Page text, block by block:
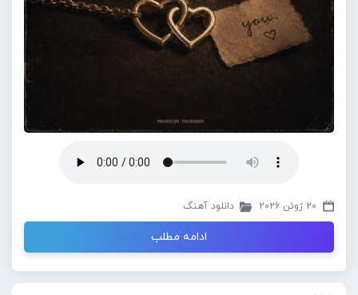
20 ژوئن 2026 دانلود آهنگ
ادامه مطلب